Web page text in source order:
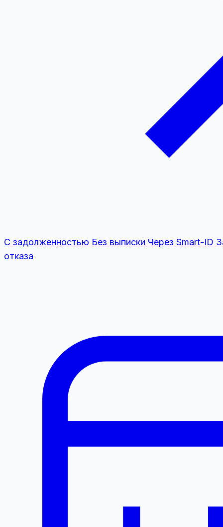
С задолженностью Без выписки Через Smart-ID
отказа